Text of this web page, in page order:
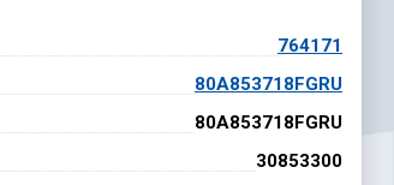
764171
80A853718FGRU
80A853718FGRU
30853300